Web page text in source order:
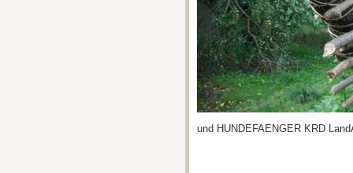
und HUNDEFAENGER KRD